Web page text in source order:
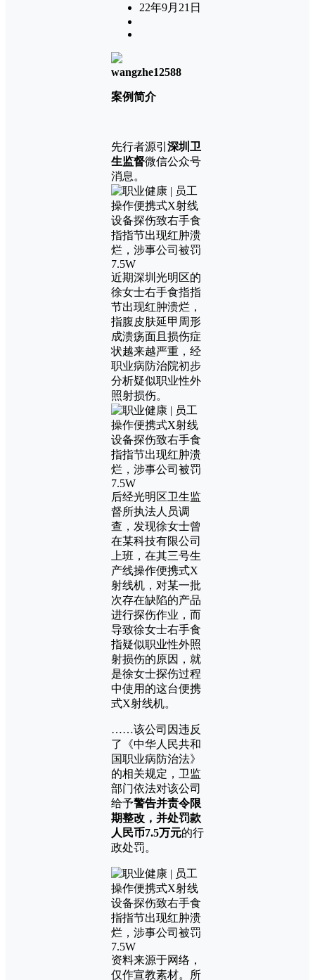
22年9月21日
wangzhe12588
案例简介
先行者源引 深圳卫
生监督微信公众号
消息。
近期深圳光明区的
徐女士右手食指指
节出现红肿溃烂，
指腹皮肤延甲周形
成溃疡面且损伤症
状越来越严重，经
职业病防治院初步
分析疑似职业性外
照射损伤。
后经光明区卫生监
督所执法人员调
查，发现徐女士曾
在某科技有限公司
上班，在其三号生
产线操作便携式X
射线机，对某一批
次存在缺陷的产品
进行探伤作业，而
导致徐女士右手食
指疑似职业性外照
射损伤的原因，就
是徐女士探伤过程
中使用的这台便携
式X射线机。
……该公司因违反
了《中华人民共和
国职业病防治法》
的相关规定，卫监
部门依法对该公司
给予警告并责令限
期整改，并处罚款
人民币7.5万元的行
政处罚。
资料来源于网络，
仅作宣教素材。所